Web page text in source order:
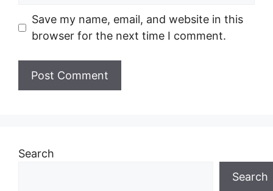
Save my name, email, and website in this
browser for the next time I comment.
Search
Search